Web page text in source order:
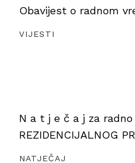
Obavijest o radnom
VIJESTI
N a t j e č a j za radno
REZIDENCIJALNOG
NATJEČAJ